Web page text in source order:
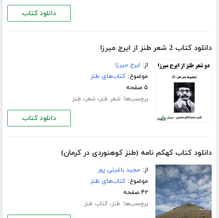
دانلود کتاب
دانلود کتاب 2 شعر طنز از ایرج میرزا
از: ایرج میرزا
موضوع:کتاب‌های طنز
۵ صفحه
برچسب‌ها:شعر طنز،شعر، طنز
دانلود کتاب
دانلود کتاب کهکم نامه (طنز کوهنوردی در کرمان)
از: مجید باغینی پور
موضوع:کتاب‌های طنز
۴۲ صفحه
برچسب‌ها: طنز،کتاب طنز